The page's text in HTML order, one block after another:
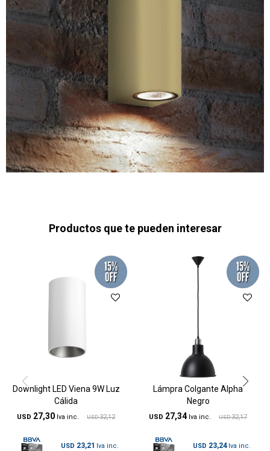
Productos que te pueden interesar
Downlight LED Viena 9W Luz
Cálida
USD 27,30 USD 32,12
USD 23,21
Lámpra Colgante Alpha
Negro
USD 27,34 USD 32,17
USD 23,24